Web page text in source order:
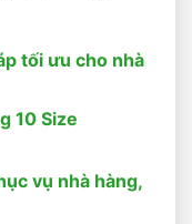
tối ưu cho nhà
10 Size
vụ nhà hàng,